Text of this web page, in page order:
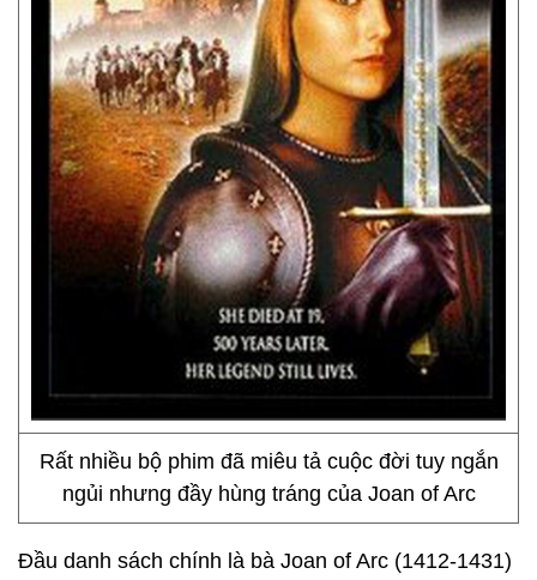
Rất nhiều bộ phim đã miêu tả cuộc đời tuy ngắn
ngủi nhưng đầy hùng tráng của Joan of Arc
Đầu danh sách chính là bà Joan of Arc (1412-1431)